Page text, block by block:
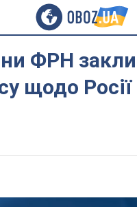
ФРН
щодо Росії